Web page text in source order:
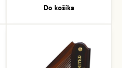
Do košíka